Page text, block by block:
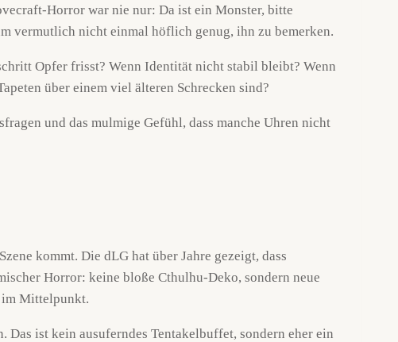
Horror war nie nur: Da ist ein Monster, bitte
vermutlich nicht einmal höflich genug, ihn zu bemerken.
Opfer frisst? Wenn Identität nicht stabil bleibt? Wenn
über einem viel älteren Schrecken sind?
und das mulmige Gefühl, dass manche Uhren nicht
kommt. Die dLG hat über Jahre gezeigt, dass
Horror: keine bloße Cthulhu-Deko, sondern neue
im Mittelpunkt.
ist kein ausuferndes Tentakelbuffet, sondern eher ein